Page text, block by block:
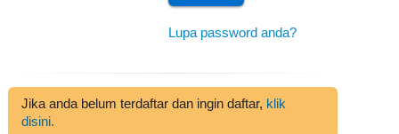
Lupa password anda?
Jika anda belum terdaftar dan ingin daftar, klik
disini.